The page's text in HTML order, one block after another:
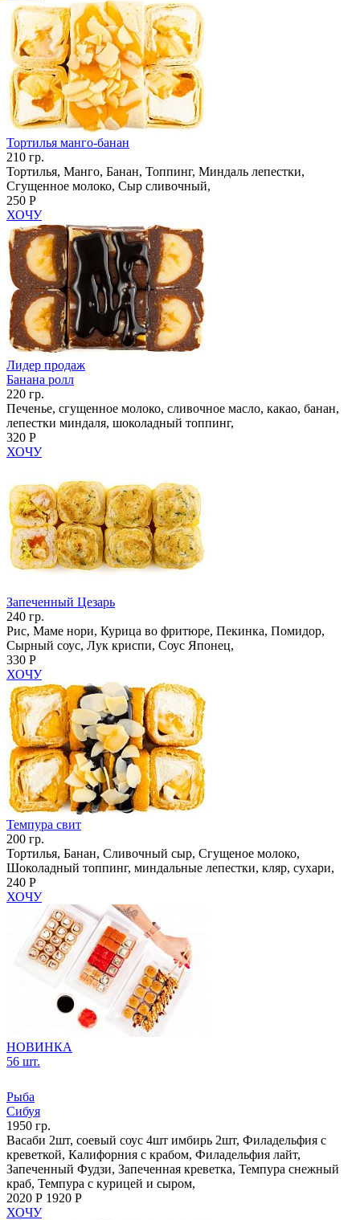
Тортилья манго-банан
210 гр.
Тортилья, Манго, Банан, Топпинг, Миндаль лепестки,
Сгущенное молоко, Сыр сливочный,
250 Р
ХОЧУ
Лидер продаж
Банана ролл
220 гр.
Печенье, сгущенное молоко, сливочное масло, какао, банан,
лепестки миндаля, шоколадный топпинг,
320 Р
ХОЧУ
Запеченный Цезарь
240 гр.
Рис, Маме нори, Курица во фритюре, Пекинка, Помидор,
Сырный соус, Лук криспи, Соус Японец,
330 Р
ХОЧУ
Темпура свит
200 гр.
Тортилья, Банан, Сливочный сыр, Сгущеное молоко,
Шоколадный топпинг, миндальные лепестки, кляр, сухари,
240 Р
ХОЧУ
НОВИНКА
56 шт.
Рыба
Сибуя
1950 гр.
Васаби 2шт, соевый соус 4шт имбирь 2шт, Филадельфия с
креветкой, Калифорния с крабом, Филадельфия лайт,
Запеченный Фудзи, Запеченная креветка, Темпура снежный
краб, Темпура с курицей и сыром,
2020 Р 1920 Р
ХОЧУ